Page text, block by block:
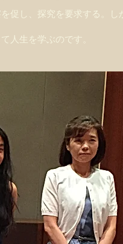
促し、探究を要求する。し
人生を学ぶのです。